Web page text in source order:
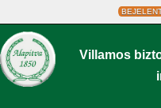
Villamos